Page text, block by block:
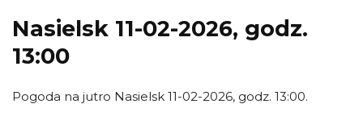
Nasielsk 11-02-2026, godz.
13:00
Pogoda na jutro Nasielsk 11-02-2026, godz. 13:00.